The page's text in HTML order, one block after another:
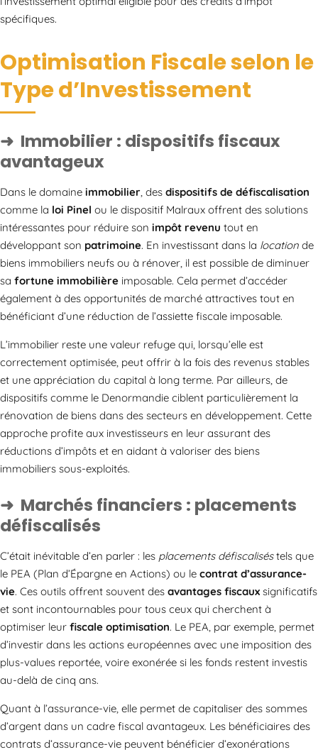
spécifiques.
Optimisation Fiscale selon le
Type d’Investissement
Immobilier : dispositifs fiscaux
avantageux
Dans le domaine immobilier, des dispositifs de défiscalisation
comme la loi Pinel ou le dispositif Malraux offrent des solutions
intéressantes pour réduire son impôt revenu tout en
développant son patrimoine. En investissant dans la location de
biens immobiliers neufs ou à rénover, il est possible de diminuer
sa fortune immobilière imposable. Cela permet d’accéder
également à des opportunités de marché attractives tout en
bénéficiant d’une réduction de l’assiette fiscale imposable.
L’immobilier reste une valeur refuge qui, lorsqu’elle est
correctement optimisée, peut offrir à la fois des revenus stables
et une appréciation du capital à long terme. Par ailleurs, de
dispositifs comme le Denormandie ciblent particulièrement la
rénovation de biens dans des secteurs en développement. Cette
approche profite aux investisseurs en leur assurant des
réductions d’impôts et en aidant à valoriser des biens
immobiliers sous-exploités.
Marchés financiers : placements
défiscalisés
C’était inévitable d’en parler : les placements défiscaliséstels que
le PEA (Plan d’Épargne en Actions) ou le contrat d’assurance-
vie. Ces outils offrent souvent des avantages fiscaux significatifs
et sont incontournables pour tous ceux qui cherchent à
optimiser leur fiscale optimisation. Le PEA, par exemple, permet
d’investir dans les actions européennes avec une imposition des
plus-values reportée, voire exonérée si les fonds restent investis
au-delà de cinq ans.
Quant à l’assurance-vie, elle permet de capitaliser des sommes
d’argent dans un cadre fiscal avantageux. Les bénéficiaires des
contrats d’assurance-vie peuvent bénéficier d’exonérations